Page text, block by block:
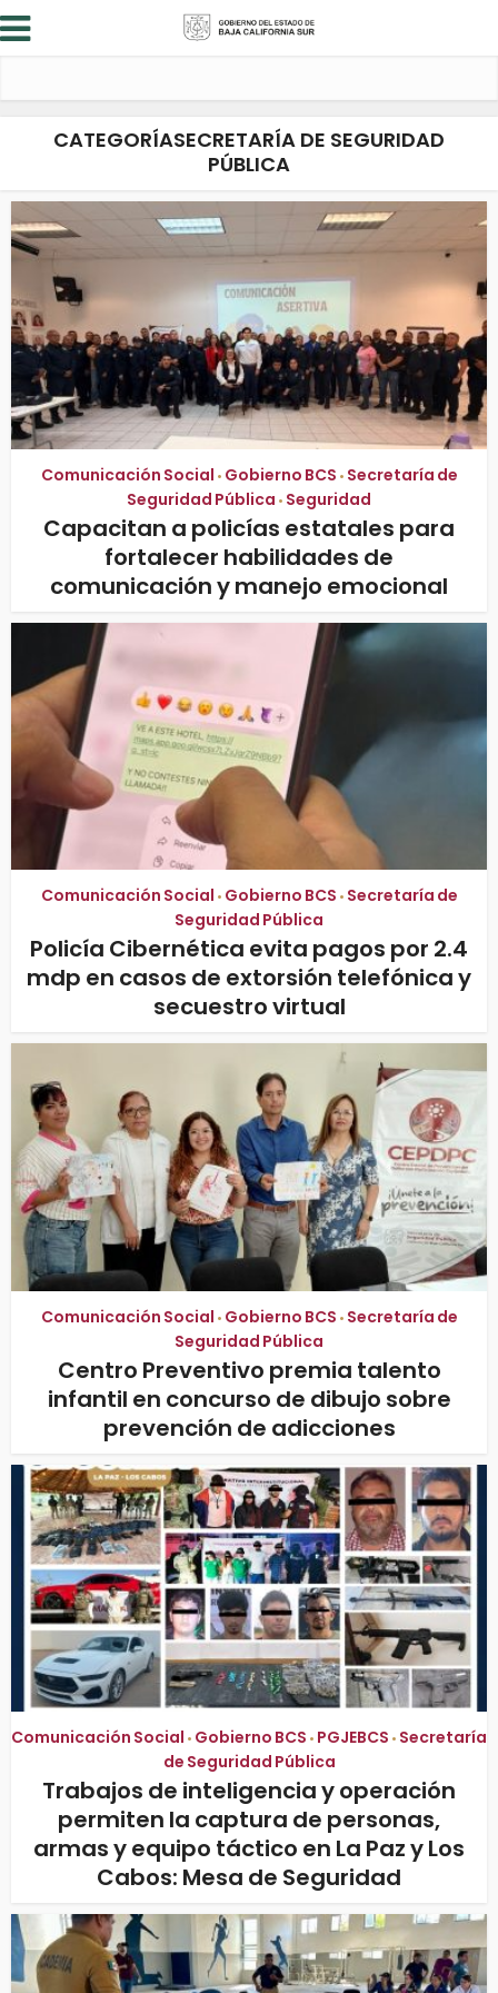
CATEGORÍASECRETARÍA DE SEGURIDAD
PÚBLICA
Comunicación Social • Gobierno BCS • Secretaría de
Seguridad Pública • Seguridad
Capacitan a policías estatales para
fortalecer habilidades de
comunicación y manejo emocional
Comunicación Social • Gobierno BCS • Secretaría de
Seguridad Pública
Policía Cibernética evita pagos por 2.4
mdp en casos de extorsión telefónica y
secuestro virtual
Comunicación Social • Gobierno BCS • Secretaría de
Seguridad Pública
Centro Preventivo premia talento
infantil en concurso de dibujo sobre
prevención de adicciones
Comunicación Social • Gobierno BCS • PGJEBCS • Secretaría
de Seguridad Pública
Trabajos de inteligencia y operación
permiten la captura de personas,
armas y equipo táctico en La Paz y Los
Cabos: Mesa de Seguridad